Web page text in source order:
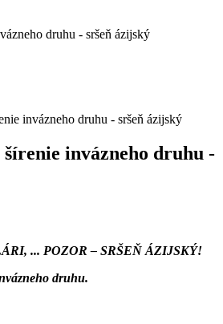
druhu - sršeň ázijský
invázneho druhu - sršeň ázijský
invázneho druhu -
... POZOR – SRŠEŇ ÁZIJSKÝ!
druhu.